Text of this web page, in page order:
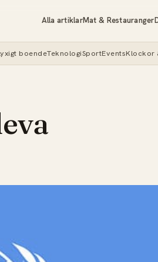
Alla artiklarMat & Restauranger
boendeTeknologiSportEventsKlockor